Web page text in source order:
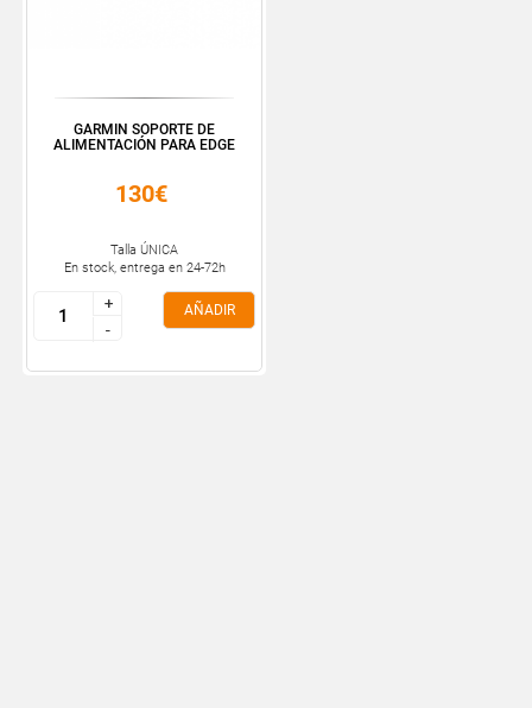
GARMIN SOPORTE DE
ALIMENTACIÓN PARA EDGE
130€
Talla ÚNICA
En stock, entrega en 24-72h
+
-
+
-
AÑADIR